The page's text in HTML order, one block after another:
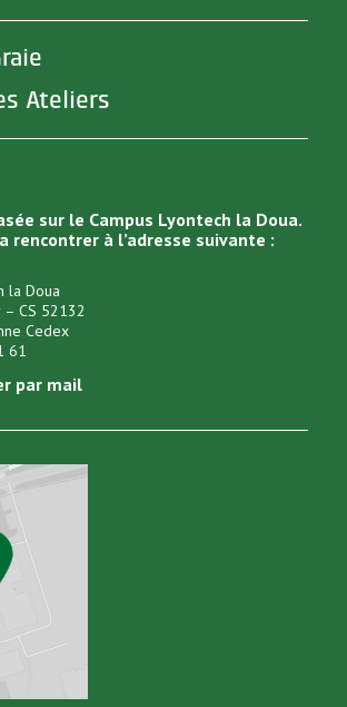
Ateliers
sur le Campus Lyontech la Doua.
rencontrer à l’adresse suivante :
la Doua
CS 52132
Cedex
61
par mail